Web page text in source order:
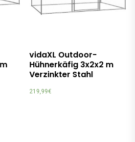
vidaXL Outdoor-
Hühnerkäfig 3x2x2 m
Verzinkter Stahl
219,99€